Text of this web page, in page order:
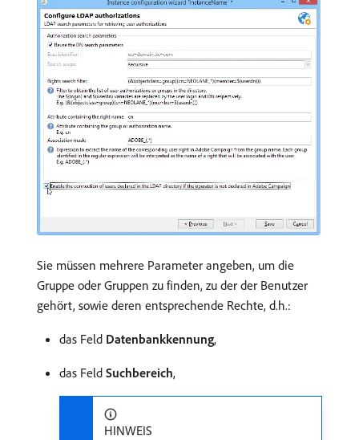
Sie müssen mehrere Parameter angeben, um die
Gruppe oder Gruppen zu finden, zu der der Benutzer
gehört, sowie deren entsprechende Rechte, d.h.:
das Feld Datenbankkennung,
das Feld Suchbereich,
HINWEIS